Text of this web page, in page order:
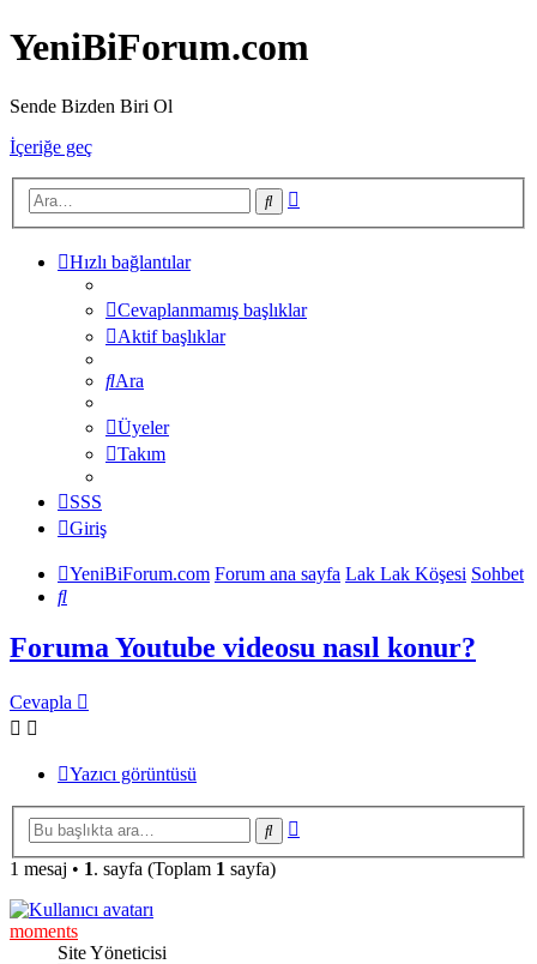
YeniBiForum.com
Sende Bizden Biri Ol
İçeriğe geç
Ara
Hızlı bağlantılar
Cevaplanmamış başlıklar
Aktif başlıklar
Ara
Üyeler
Takım
SSS
Giriş
YeniBiForum.com Forum ana sayfa Lak Lak Köşesi Sohbet
Ara
Foruma Youtube videosu nasıl konur?
Cevapla
Yazıcı görüntüsü
Ara
1 mesaj • 1. sayfa (Toplam 1 sayfa)
moments
Site Yöneticisi